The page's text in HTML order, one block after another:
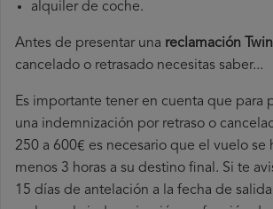
alquiler de coche.
Antes de presentar una reclamación
cancelado o retrasado necesitas saber...
Es importante tener en cuenta que para
una indemnización por retraso o
250 a 600€ es necesario que el vuelo se
menos 3 horas a su destino final. Si te
15 días de antelación a la fecha de